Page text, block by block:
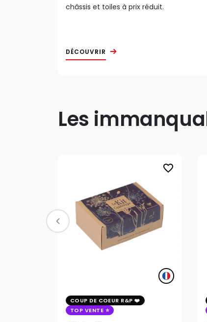
châssis et toiles à prix réduit.
DÉCOUVRIR
Les
favorite_border
COUP DE COEUR R&P
TOP VENTE